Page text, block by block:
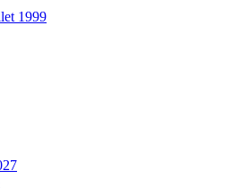
1999